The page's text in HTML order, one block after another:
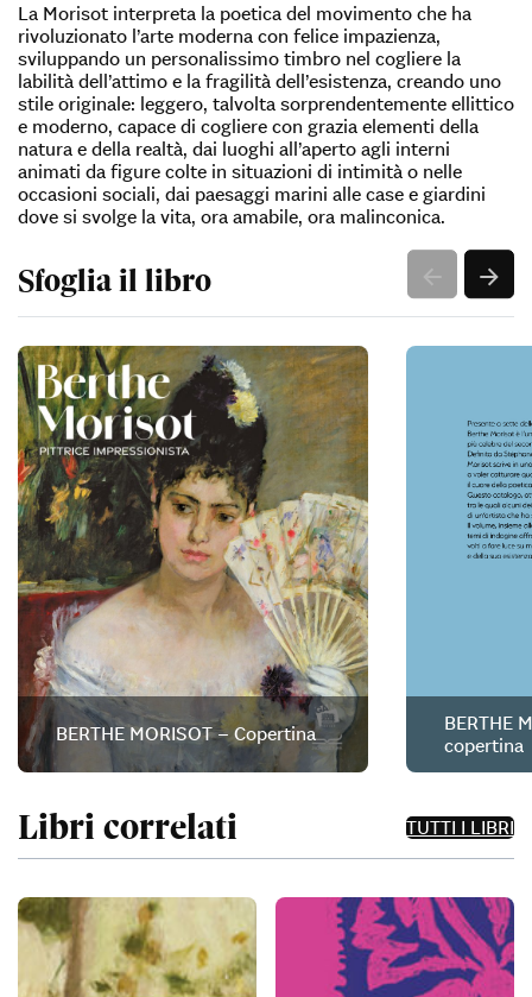
La Morisot interpreta la poetica del movimento che ha
rivoluzionato l’arte moderna con felice impazienza,
sviluppando un personalissimo timbro nel cogliere la
labilità dell’attimo e la fragilità dell’esistenza, creando uno
stile originale: leggero, talvolta sorprendentemente ellittico
e moderno, capace di cogliere con grazia elementi della
natura e della realtà, dai luoghi all’aperto agli interni
animati da figure colte in situazioni di intimità o nelle
occasioni sociali, dai paesaggi marini alle case e giardini
dove si svolge la vita, ora amabile, ora malinconica.
Sfoglia il libro
BERTHE MORISOT – Copertina
BERTHE
copertina
Libri correlati TUTTI I LIBRI